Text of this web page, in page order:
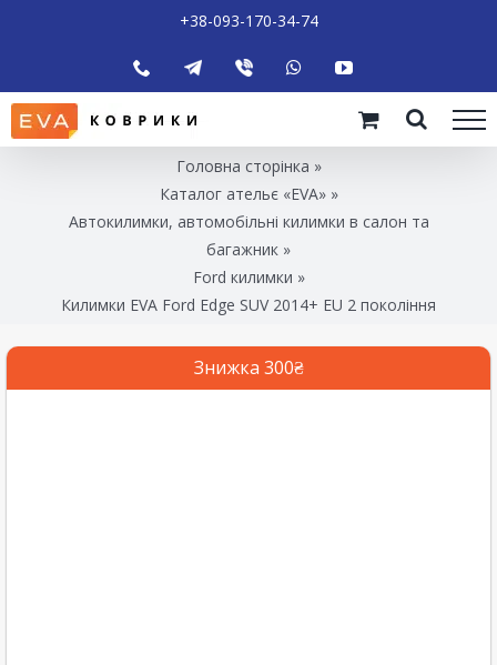
+38-093-170-34-74
Головна сторінка »
Каталог ательє «EVA»»
Автокилимки, автомобільні килимки в салон та
багажник »
Ford килимки »
Килимки EVA Ford Edge SUV 2014+ EU 2 покоління
Знижка 300₴